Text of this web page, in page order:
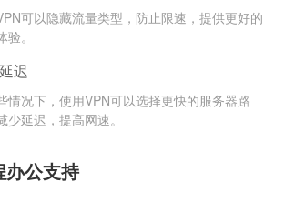
可以隐藏流量类型，防止限速，提供更好的
验。
迟
情况下，使用VPN可以选择更快的服务器路
少延迟，提高网速。
办公支持